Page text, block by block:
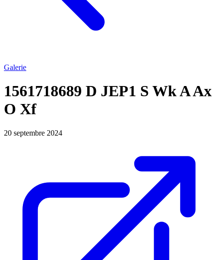
Galerie
1561718689 D JEP1 S Wk A Ax
O Xf
20 septembre 2024